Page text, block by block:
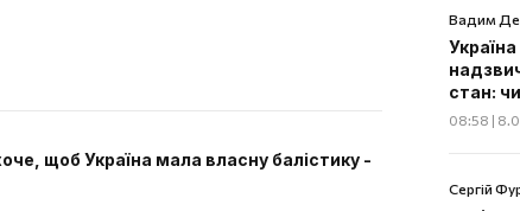
щоб Україна мала власну балістику -
Вадим
стан:
08:58 |
Сергій